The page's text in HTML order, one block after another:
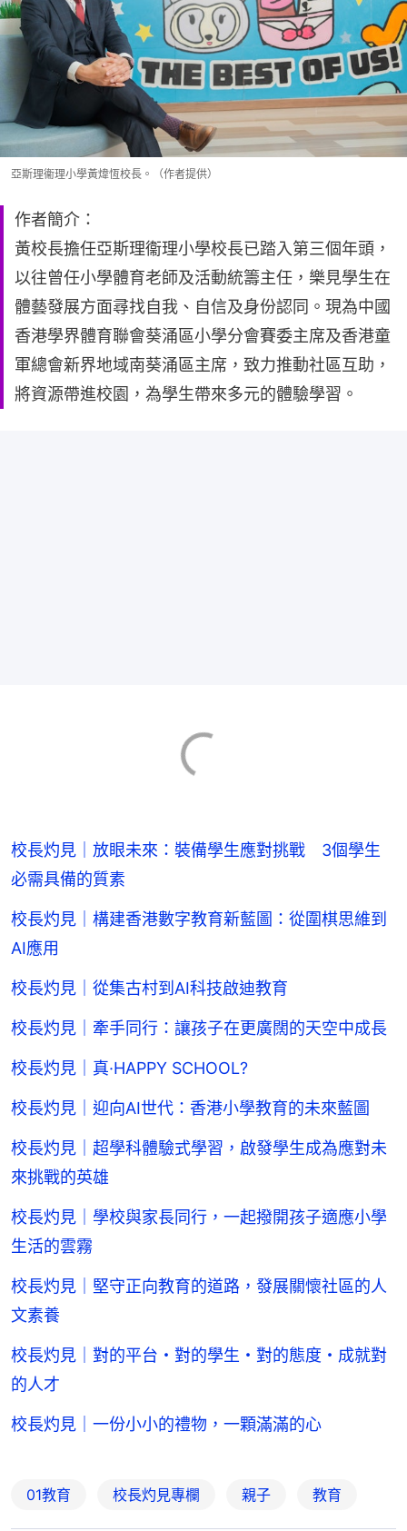
亞斯理衞理小學黃煒恆校長。（作者提供）
作者簡介：
黃校長擔任亞斯理衞理小學校長已踏入第三個年頭，
以往曾任小學體育老師及活動統籌主任，樂見學生在
體藝發展方面尋找自我、自信及身份認同。現為中國
香港學界體育聯會葵涌區小學分會賽委主席及香港童
軍總會新界地域南葵涌區主席，致力推動社區互助，
將資源帶進校園，為學生帶來多元的體驗學習。
校長灼見｜放眼未來：裝備學生應對挑戰 3個學生
必需具備的質素
校長灼見｜構建香港數字教育新藍圖：從圍棋思維到
AI應用
校長灼見｜從集古村到AI科技啟迪教育
校長灼見｜牽手同行：讓孩子在更廣闊的天空中成長
校長灼見｜真·HAPPY SCHOOL?
校長灼見｜迎向AI世代：香港小學教育的未來藍圖
校長灼見｜超學科體驗式學習，啟發學生成為應對未
來挑戰的英雄
校長灼見｜學校與家長同行，一起撥開孩子適應小學
生活的雲霧
校長灼見｜堅守正向教育的道路，發展關懷社區的人
文素養
校長灼見｜對的平台・對的學生・對的態度・成就對
的人才
校長灼見｜一份小小的禮物，一顆滿滿的心
01教育 校長灼見專欄 親子 教育